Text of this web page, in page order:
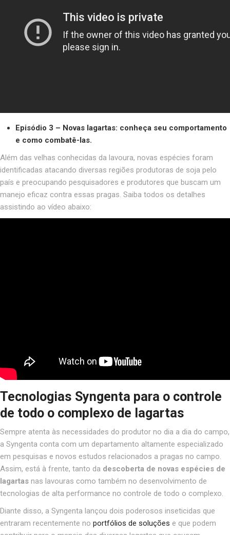
Episódio 3 – Novas lagartas: conheça seu comportamento
e como combatê-las.
Além das velhas conhecidas da lavoura, novas espécies foram
identificadas atacando diversas regiões produtoras de soja pelo
país e preocupando pesquisadores e produtores que buscam um
manejo eficaz contra essas pragas. Saiba todos os detalhes
assistindo ao vídeo abaixo:
Tecnologias Syngenta para o controle
de todo o complexo de lagartas
Sempre atenta às necessidades do produtor no dia a dia do campo,
a Syngenta conta com um departamento altamente especializado
em pesquisas e novos estudos relacionados a pragas no campo.
Assim, está à frente, tanto da descoberta de novas espécies de
lagartas nas lavouras como também no desenvolvimento de
tecnologias de alta performance no controle de todo o complexo.
Diante disso, a Syngenta lançou dois poderosos inseticidas que
entraram recentemente no portfólios de soluções e que podem